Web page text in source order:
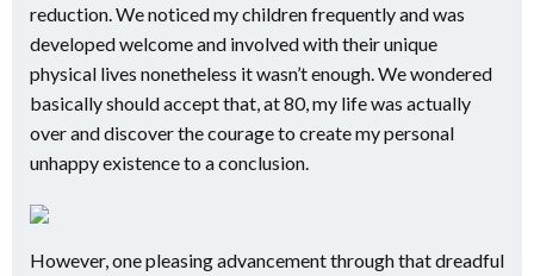
reduction. We noticed my children frequently and was
developed welcome and involved with their unique
physical lives nonetheless it wasn’t enough. We wondered
basically should accept that, at 80, my life was actually
over and discover the courage to create my personal
unhappy existence to a conclusion.
However, one pleasing advancement through that dreadful